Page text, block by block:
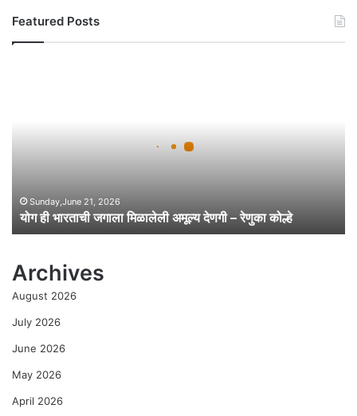
Featured Posts
ला
मि
ले
ली
अ
मू
दे
ण
–
Sunday,June 21, 2026
योग ही भारताची जगाला मिळालेली अमूल्य देणगी – रेणुका कोल्हे
Archives
August 2026
July 2026
June 2026
May 2026
April 2026